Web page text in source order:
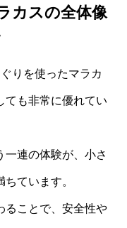
カスの全体像
りを使ったマラカ
ても非常に優れてい
一連の体験が、小さ
ています。
ることで、安全性や